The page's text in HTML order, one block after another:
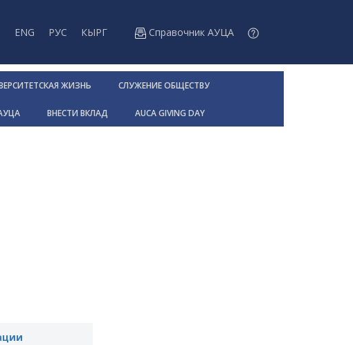
ENG РУС КЫРГ Справочник АУЦА
ЖИЗНЬ СЛУЖЕНИЕ ОБЩЕСТВУ
ВНЕСТИ ВКЛАД AUCA GIVING DAY